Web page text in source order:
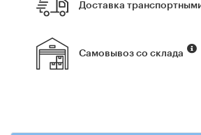
Доставка
Самовывоз со склада